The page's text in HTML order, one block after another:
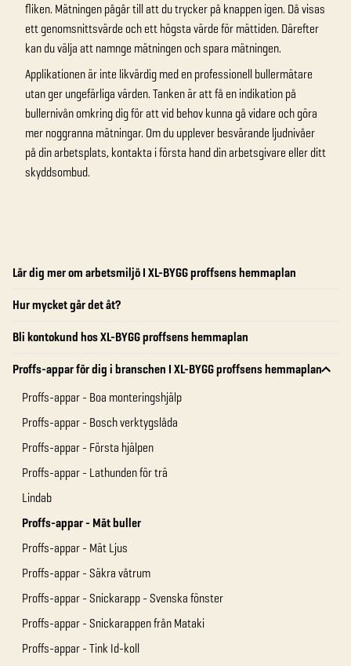
Lär dig mer om arbetsmiljö I XL-BYGG proffsens hemmaplan
Hur mycket går det åt?
Bli kontokund hos XL-BYGG proffsens hemmaplan
Proffs-appar för dig i branschen I XL-BYGG proffsens hemmaplan
Proffs-appar - Boa monteringshjälp
Proffs-appar - Bosch verktygslåda
Proffs-appar - Första hjälpen
Proffs-appar - Lathunden för trä
Lindab
Proffs-appar - Mät buller
Proffs-appar - Mät Ljus
Proffs-appar - Säkra våtrum
Proffs-appar - Snickarapp - Svenska fönster
Proffs-appar - Snickarappen från Mataki
Proffs-appar - Tink Id-koll
fliken. Mätningen pågår till att du trycker på knappen igen. Då visas
ett genomsnittsvärde och ett högsta värde för mättiden. Därefter
kan du välja att namnge mätningen och spara mätningen.
Applikationen är inte likvärdig med en professionell bullermätare
utan ger ungefärliga värden. Tanken är att få en indikation på
bullernivån omkring dig för att vid behov kunna gå vidare och göra
mer noggranna mätningar. Om du upplever besvärande ljudnivåer
på din arbetsplats, kontakta i första hand din arbetsgivare eller ditt
skyddsombud.